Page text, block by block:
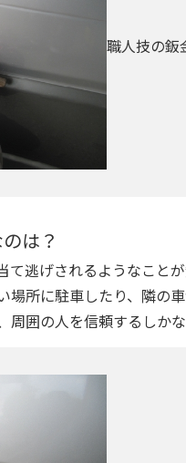
職人技の鈑
は？
て逃げされるようなこと
場所に駐車したり、隣の
囲の人を信頼するしかな